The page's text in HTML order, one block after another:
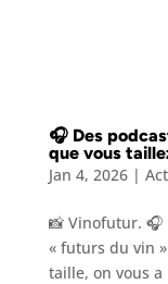
🎧 Des
que vous
Jan 4, 2026|
📸 Vinofutur. 🎧
« futurs du vin
taille, on vous